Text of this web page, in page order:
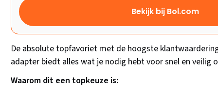
Bekijk bij Bol.com
De absolute topfavoriet met de hoogste
adapter biedt alles wat je nodig hebt voor snel en veilig
Waarom dit een topkeuze is: